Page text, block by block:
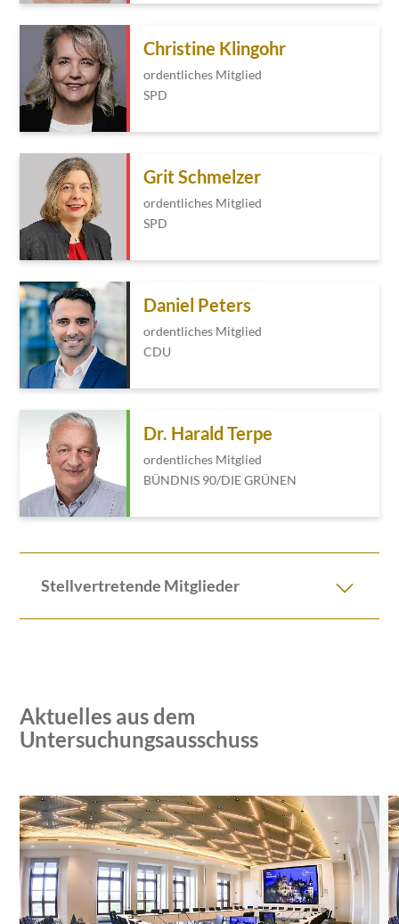
Christine Klingohr
ordentliches Mitglied
SPD
Grit Schmelzer
ordentliches Mitglied
SPD
Daniel Peters
ordentliches Mitglied
CDU
Dr. Harald Terpe
ordentliches Mitglied
BÜNDNIS 90/DIE GRÜNEN
Stellvertretende Mitglieder
Aktuelles aus dem
Untersuchungsausschuss